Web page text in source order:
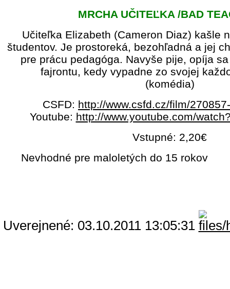
MRCHA UČITEĽKA /BAD
Učiteľka Elizabeth (Cameron Diaz) kašle
študentov. Je prostoreká, bezohľadná a jej
pre prácu pedagóga. Navyše pije, opíja
fajrontu, kedy vypadne zo svojej
(komédia)
CSFD: http://www.csfd.cz/film/
Youtube: http://www.youtube.com/
Vstupné: 2,20€
Nevhodné pre maloletých do 15 rokov
Uverejnené: 03.10.2011 13:05:31